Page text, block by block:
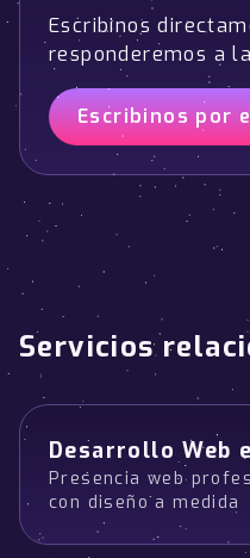
Escribinos
responderemos a
Escribinos por
Servicios
Desarrollo Web
Presencia web
con diseño a medida